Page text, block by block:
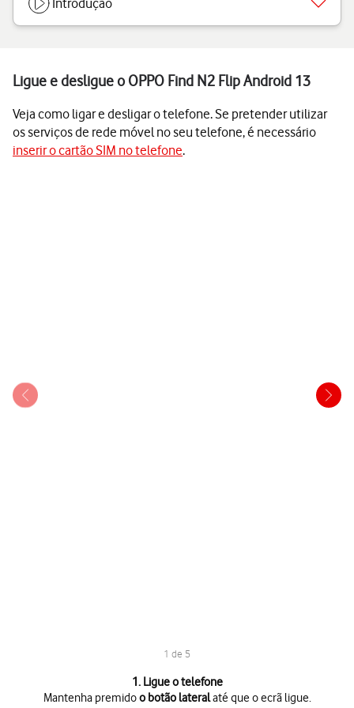
Introdução
Ligue e desligue o OPPO Find N2 Flip Android 13
Veja como ligar e desligar o telefone. Se pretender utilizar
os serviços de rede móvel no seu telefone, é necessário
inserir o cartão SIM no telefone.
1 de 5
1. Ligue o telefone
Mantenha premidoo botão lateralaté que o ecrã ligue.